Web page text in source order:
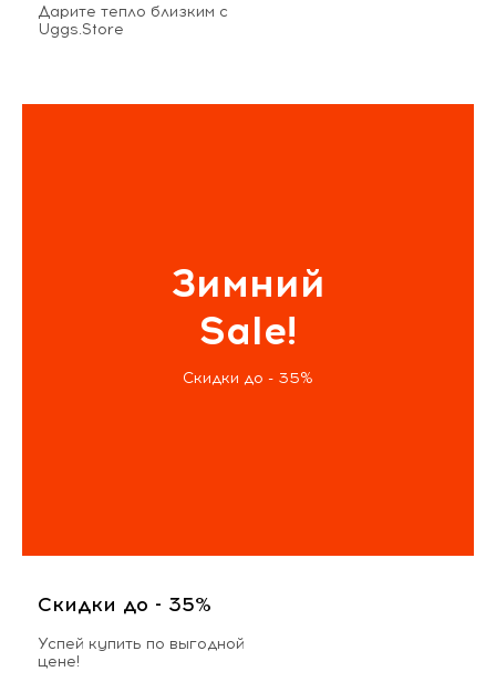
Дарите тепло близким с
Uggs.Store
Зимний
Sale!
Скидки до - 35%
Скидки до - 35%
Успей купить по выгодной
цене!